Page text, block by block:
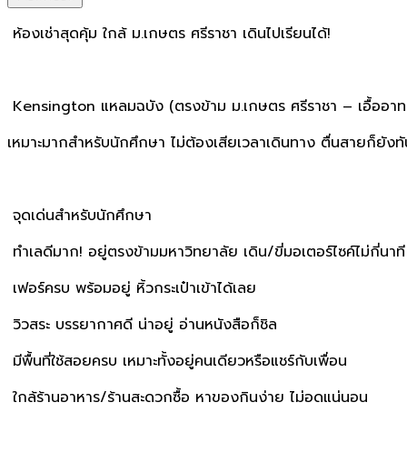
ห้องเช่าสุดคุ้ม ใกล้ ม.เกษตร ศรีราชา เดินไปเรียนได้!
Kensington แหลมฉบัง (ตรงข้าม ม.เกษตร ศรีราชา – เอื้ออา
เหมาะมากสำหรับนักศึกษา ไม่ต้องเสียเวลาเดินทาง ตื่นสายก็ยัง
จุดเด่นสำหรับนักศึกษา
ทำเลดีมาก! อยู่ตรงข้ามมหาวิทยาลัย เดิน/ขี่มอเตอร์ไซค์ไม่กี่นาที
เฟอร์ครบ พร้อมอยู่ หิ้วกระเป๋าเข้าได้เลย
วิวสระ บรรยากาศดี น่าอยู่ อ่านหนังสือก็ชิล
มีพื้นที่ใช้สอยครบ เหมาะทั้งอยู่คนเดียวหรือแชร์กับเพื่อน
ใกล้ร้านอาหาร/ร้านสะดวกซื้อ หาของกินง่าย ไม่อดแน่นอน